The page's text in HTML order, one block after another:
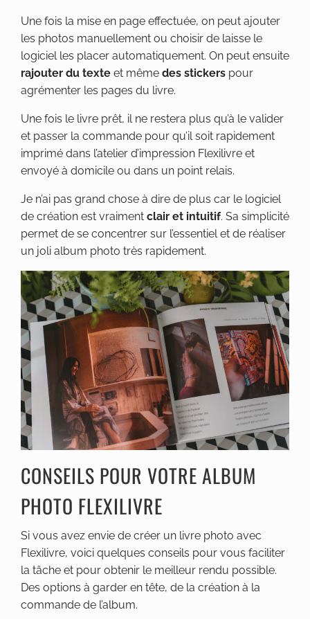
Une fois la mise en page effectuée, on peut ajouter
les photos manuellement ou choisir de laisse le
logiciel les placer automatiquement. On peut ensuite
rajouter du texte et même des stickers pour
agrémenter les pages du livre.
Une fois le livre prêt, il ne restera plus qu’à le valider
et passer la commande pour qu’il soit rapidement
imprimé dans l’atelier d’impression Flexilivre et
envoyé à domicile ou dans un point relais.
Je n’ai pas grand chose à dire de plus car le logiciel
de création est vraiment clair et intuitif. Sa simplicité
permet de se concentrer sur l’essentiel et de réaliser
un joli album photo très rapidement.
CONSEILS POUR VOTRE ALBUM
PHOTO FLEXILIVRE
Si vous avez envie de créer un livre photo avec
Flexilivre, voici quelques conseils pour vous faciliter
la tâche et pour obtenir le meilleur rendu possible.
Des options à garder en tête, de la création à la
commande de l’album.